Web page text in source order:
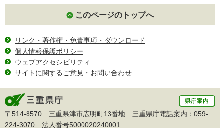
このページのトップへ
リンク・著作権・免責事項・ダウンロード
個人情報保護ポリシー
ウェブアクセシビリティ
サイトに関するご意見・お問い合わせ
〒514-8570 三重県津市広明町13番地 三重県庁電話案内： 059-
224-3070 法人番号5000020240001